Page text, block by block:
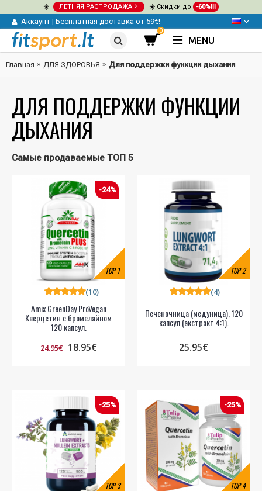
☀️ ЛЕТНЯЯ РАСПРОДАЖА ☀️ Скидки до -60%!!!
Аккаунт | Бесплатная доставка от 59€!
0
MENU
Главная ДЛЯ ЗДОРОВЬЯ Для поддержки функции дыхания
ДЛЯ ПОДДЕРЖКИ ФУНКЦИИ
ДЫХАНИЯ
Самые продаваемые ТОП 5
TOP1
-24%
Amix GreenDay ProVegan
Кверцетин с бромелайном
120 капсул.
(10)
24.95€ 18.95€
TOP2
Печеночница (медуница), 120
капсул (экстракт 4:1).
(4)
25.95€
TOP3
-25%
TOP4
-25%